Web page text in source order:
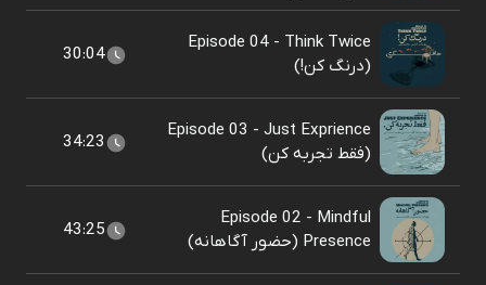
Episode 04 - Think Twice
(درنگ کن!)
30:04
Episode 03 - Just Exprience
(فقط تجربه کن)
34:23
Episode 02 - Mindful
Presence (حضور آگاهانه)
43:25